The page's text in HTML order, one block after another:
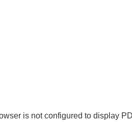
is not configured to display